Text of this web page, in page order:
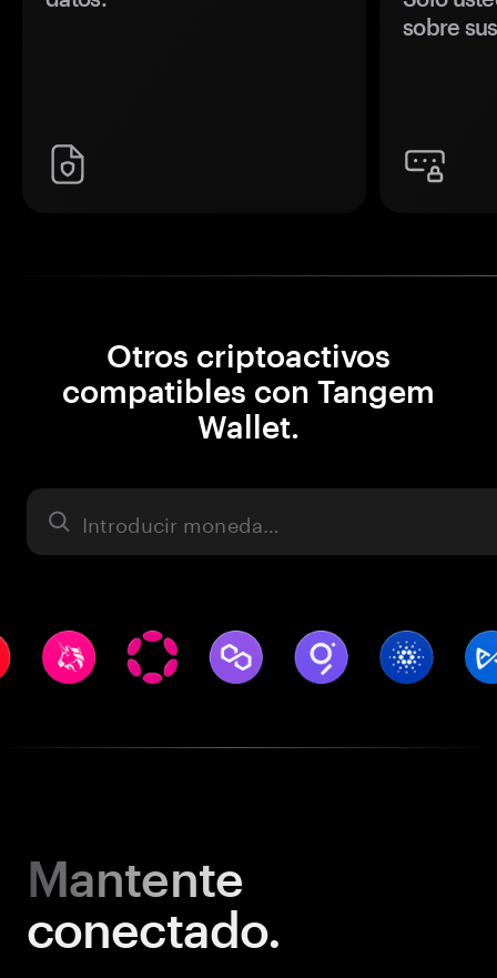
sobre
Otros criptoactivos
compatibles con Tangem
Wallet.
Activo
Mantente
conectado.